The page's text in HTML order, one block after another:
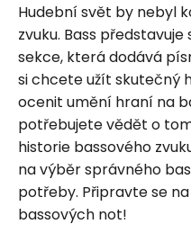
Hudební svět by nebyl
zvuku. Bass
sekce, která dodává
si chcete užít skutečný
ocenit umění hraní na
potřebujete vědět o
historie bassového
na výběr správného
potřeby. Připravte se
bassových not!